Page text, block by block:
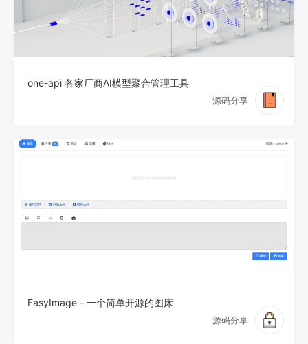
one-api 各家厂商AI模型聚合管理工具
源码分享
EasyImage - 一个简单开源的图床
源码分享